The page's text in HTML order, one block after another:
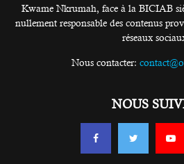
Kwame Nkrumah, face à la BICIAB
nullement responsable des contenus
réseaux
Nous contacter:
NOUS